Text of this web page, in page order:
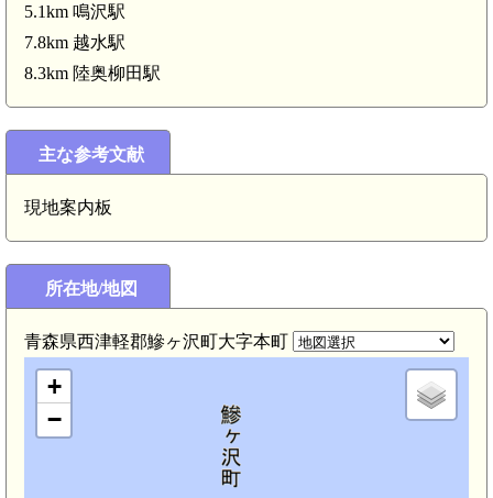
5.1km 鳴沢駅
7.8km 越水駅
8.3km 陸奥柳田駅
主な参考文献
現地案内板
所在地/地図
青森県西津軽郡鰺ヶ沢町大字本町
+
−